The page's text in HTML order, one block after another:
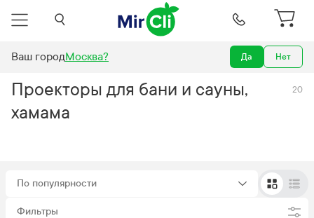
Ваш городМосква? Да Нет
Бани и сауныОсвещение
Проекторы для бани и сауны,
хамама
20
По популярности
Фильтры